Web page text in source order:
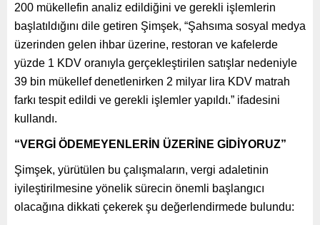
200 mükellefin analiz edildiğini ve gerekli işlemlerin
başlatıldığını dile getiren Şimşek, “Şahsıma sosyal medya
üzerinden gelen ihbar üzerine, restoran ve kafelerde
yüzde 1 KDV oranıyla gerçekleştirilen satışlar nedeniyle
39 bin mükellef denetlenirken 2 milyar lira KDV matrah
farkı tespit edildi ve gerekli işlemler yapıldı.” ifadesini
kullandı.
“VERGİ ÖDEMEYENLERİN ÜZERİNE GİDİYORUZ”
Şimşek, yürütülen bu çalışmaların, vergi adaletinin
iyileştirilmesine yönelik sürecin önemli başlangıcı
olacağına dikkati çekerek şu değerlendirmede bulundu: